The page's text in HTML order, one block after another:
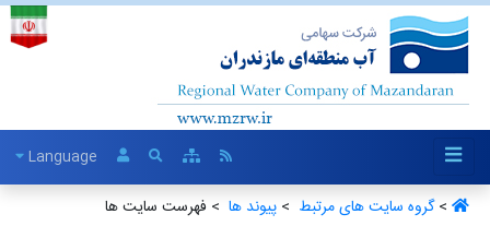
Language
>گروه سایت های مرتبط ‏ >پیوند ها ‏ > فهرست سایت ها